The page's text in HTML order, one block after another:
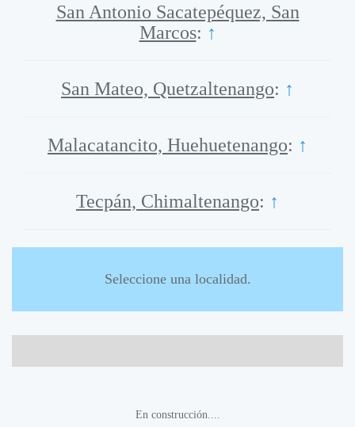
San Antonio Sacatepéquez, San
Marcos: ↑
San Mateo, Quetzaltenango: ↑
Malacatancito, Huehuetenango: ↑
Tecpán, Chimaltenango: ↑
Seleccione una localidad.
En construcción....